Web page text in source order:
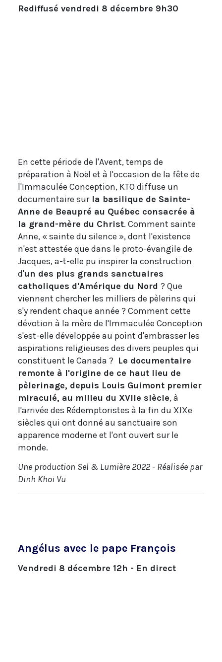
Rediffusé vendredi 8 décembre 9h30
En cette période de l'Avent, temps de
préparation à Noël et à l'occasion de la fête de
l'Immaculée Conception, KTO diffuse un
documentaire surla basilique de Sainte-
Anne de Beaupré au Québec consacrée à
la grand-mère du Christ. Comment sainte
Anne, « sainte du silence », dont l'existence
n'est attestée que dans le proto-évangile de
Jacques, a-t-elle pu inspirer la construction
d'un des plus grands sanctuaires
catholiques d'Amérique du Nord ? Que
viennent chercher les milliers de pèlerins qui
s'y rendent chaque année ? Comment cette
dévotion à la mère de l'Immaculée Conception
s'est-elle développée au point d'embrasser les
aspirations religieuses des divers peuples qui
constituent le Canada ? Le documentaire
remonte à l'origine de ce haut lieu de
pèlerinage, depuis Louis Guimont premier
miraculé, au milieu du XVIIe siècle, à
l'arrivée des Rédemptoristes à la fin du XIXe
siècles qui ont donné au sanctuaire son
apparence moderne et l'ont ouvert sur le
monde.
Une production Sel & Lumière 2022 - Réalisée par
Dinh Khoi Vu
Angélus avec le pape François
Vendredi 8 décembre 12h - En direct